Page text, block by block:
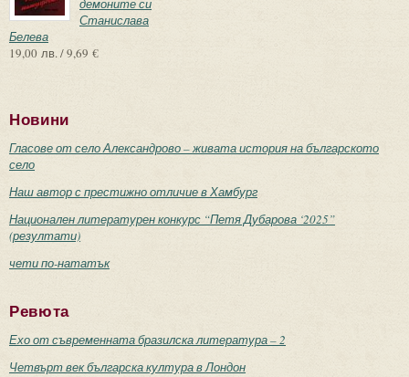
демоните си
Станислава
Белева
19,00 лв. / 9,69 €
Новини
Гласове от село Александрово – живата история на българското
село
Наш автор с престижно отличие в Хамбург
Национален литературен конкурс “Петя Дубарова ‘2025”
(резултати)
чети по-нататък
Ревюта
Ехо от съвременната бразилска литература – 2
Четвърт век българска култура в Лондон